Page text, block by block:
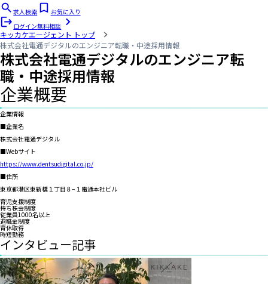
求人検索
お気に入り
ログイン無料相談
キッカケエージェント トップ
株式会社電通デジタルのエンジニア転職・中途採用情報
株式会社電通デジタルのエンジニア転
職・中途採用情報
企業概要
企業情報
■企業名
株式会社電通デジタル
■Webサイト
https://www.dentsudigital.co.jp/
■住所
東京都港区東新橋１丁目８−１電通本社ビル
育児支援制度
持ち株会制度
従業員1000名以上
退職金制度
育休取得
時短勤務
インタビュー記事